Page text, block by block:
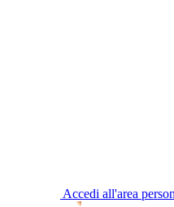
Accedi all'area